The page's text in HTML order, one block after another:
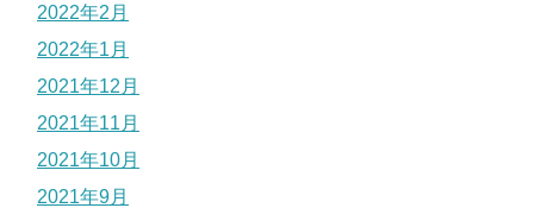
2022年2月
2022年1月
2021年12月
2021年11月
2021年10月
2021年9月